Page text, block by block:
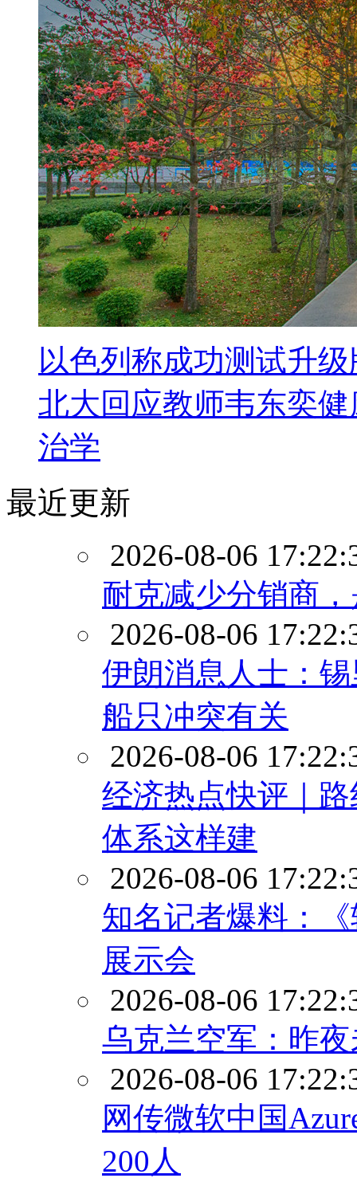
以色列称成功测试升
北大回应教师韦东奕
治学
最近更新
2026-08-06
耐克减少分销商
2026-08-06
伊朗消息人士：
船只冲突有关
2026-08-06
经济热点快评｜
体系这样建
2026-08-06
知名记者爆料：
展示会
2026-08-06
乌克兰空军：昨
2026-08-06
网传微软中国
200人